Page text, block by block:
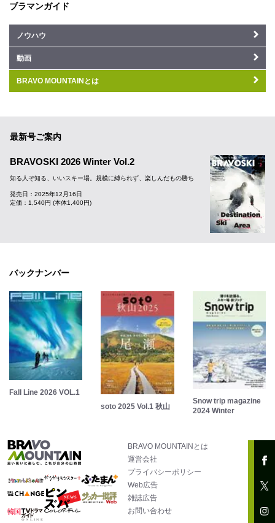
ブラマンガイド
ノウハウ
動画
BRAVO MOUNTAINとは
最新号ご案内
BRAVOSKI 2026 Winter Vol.2
知る人ぞ知る、いいスキー場。規模に縛られず、楽しんだもの勝ち
発売日：2025年12月16日
定価：1,540円 (本体1,400円)
バックナンバー
Fall Line 2026 VOL.1
soto 2025 Vol.1 秋山
Snow trip magazine
2024 Winter
BRAVO MOUNTAINとは
運営会社
プライバシーポリシー
Web広告
雑誌広告
お問い合わせ